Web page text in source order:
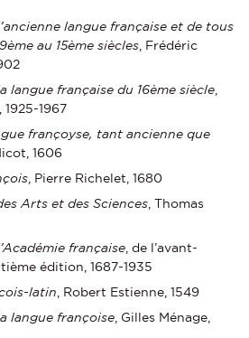
langue française et de tous
au 15ème siècles , Frédéric
langue française du 16ème siècle
1967
françoyse, tant ancienne que
1606
, Pierre Richelet, 1680
Arts et des Sciences , Thomas
française , de l’avant-
édition, 1687-1935
latin , Robert Estienne, 1549
langue françoise , Gilles Ménage,